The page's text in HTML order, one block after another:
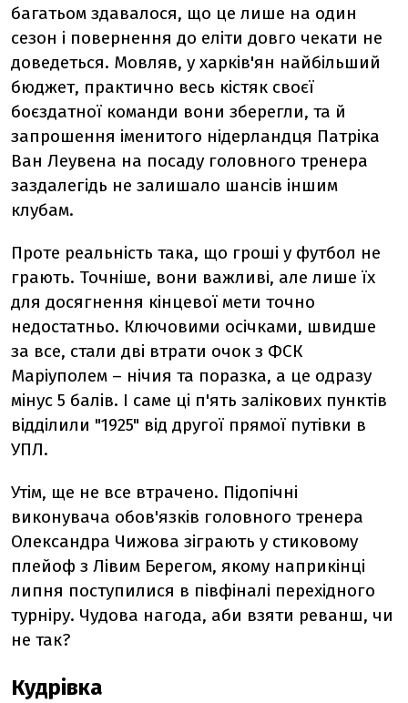
багатьом здавалося, що це лише на один
сезон і повернення до еліти довго чекати не
доведеться. Мовляв, у харків'ян найбільший
бюджет, практично весь кістяк своєї
боєздатної команди вони зберегли, та й
запрошення іменитого нідерландця Патріка
Ван Леувена на посаду головного тренера
заздалегідь не залишало шансів іншим
клубам.
Проте реальність така, що гроші у футбол не
грають. Точніше, вони важливі, але лише їх
для досягнення кінцевої мети точно
недостатньо. Ключовими осічками, швидше
за все, стали дві втрати очок з ФСК
Маріуполем – нічия та поразка, а це одразу
мінус 5 балів. І саме ці п'ять залікових пунктів
відділили "1925" від другої прямої путівки в
УПЛ.
Утім, ще не все втрачено. Підопічні
виконувача обов'язків головного тренера
Олександра Чижова зіграють у стиковому
плейоф з Лівим Берегом, якому наприкінці
липня поступилися в півфіналі перехідного
турніру. Чудова нагода, аби взяти реванш, чи
не так?
Кудрівка